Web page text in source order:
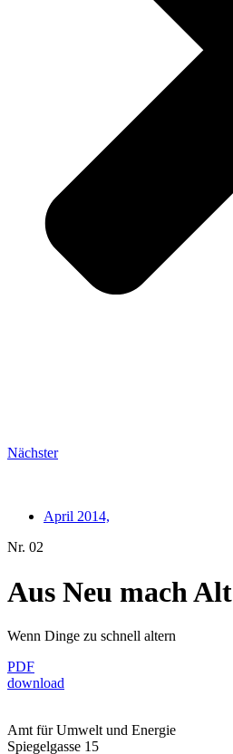
Nächster
April 2014,
Nr. 02
Aus Neu mach Alt
Wenn Dinge zu schnell altern
PDF
download
Amt für Umwelt und Energie
Spiegelgasse 15